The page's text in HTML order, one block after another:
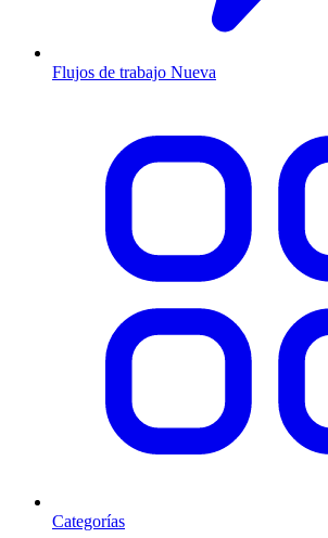
Flujos de trabajo Nueva
Categorías